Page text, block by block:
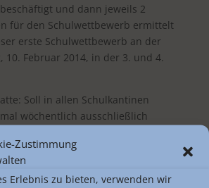
Zustimmung
Erlebnis zu bieten, verwenden wir
und dann jeweils 2
für den Schulwettbewerb ermittelt
erste Schulwettbewerb an der
10. Februar 2014, in der 3. und 4.
Soll in allen Schulkantinen
wöchentlich ausschließlich
Eltern einen höheren
für Klassenfahrten ihrer Kinder